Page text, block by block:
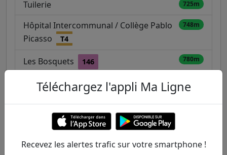
Tuilerie 725m
Hôpital Intercommunal / Collège Pablo
Picasso
T4
748m
Les Bosquets 146 780m
Hôpital Intercommunal 882m
Clichy - Montfermeil T4 887m
Téléchargez l'appli Ma Ligne
Recevez les alertes trafic sur votre smartphone !